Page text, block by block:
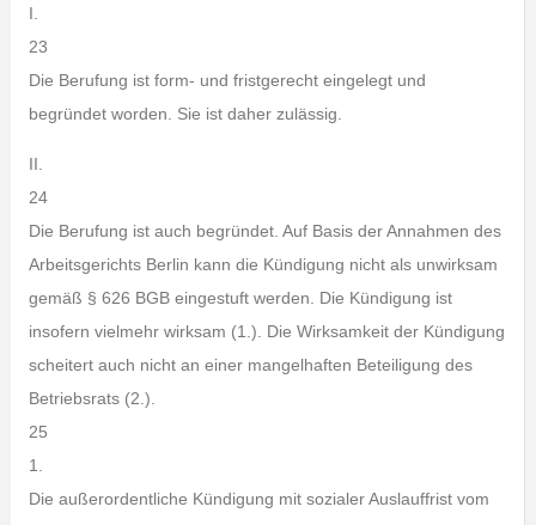
I.
23
Die Berufung ist form- und fristgerecht eingelegt und
begründet worden. Sie ist daher zulässig.
II.
24
Die Berufung ist auch begründet. Auf Basis der Annahmen des
Arbeitsgerichts Berlin kann die Kündigung nicht als unwirksam
gemäß § 626 BGB eingestuft werden. Die Kündigung ist
insofern vielmehr wirksam (1.). Die Wirksamkeit der Kündigung
scheitert auch nicht an einer mangelhaften Beteiligung des
Betriebsrats (2.).
25
1.
Die außerordentliche Kündigung mit sozialer Auslauffrist vom